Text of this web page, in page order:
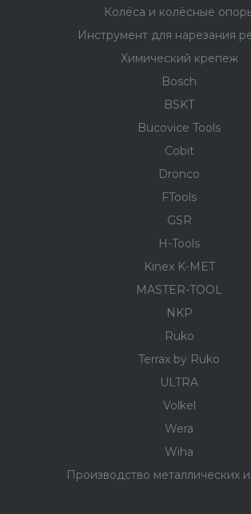
Колёса и колëсные
Инструмент для нарезания
Химический крепеж
Bosch
BSKT
Bucovice Tools
Cobit
Dronco
FTools
GSR
H-Tools
Kinex K-MET
MASTER-TOOL
NKP
Ruko
Terrax by Ruko
ULTRA
Volkel
Wera
Wiha
Производство металлических